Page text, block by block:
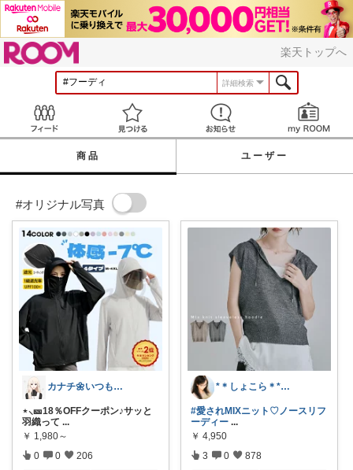
楽天トップへ
詳細検索
見つける お知らせ
商品 ユーザー
#オリジナル写真
カナチ🌼いつもご覧くださり感謝ꕤ
⋆⸜🎫18％OFFクーポン♪サッと
羽織って ...
￥ 1,980～
0 0 206
*＊しょこら＊*朝コレ
#愛されMIXニット♡ノースリフ
ーディー ...
￥ 4,950
3 0 878